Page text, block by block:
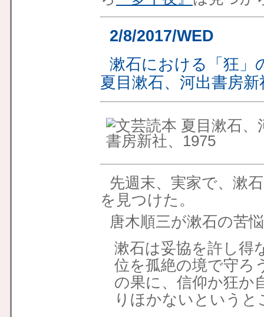
2/8/2017/WED
漱石における「狂」
夏目漱石、河出書房
先週末、実家で、漱
を見つけた。
唐木順三が漱石の苦
漱石は妥協を許し得
位を孤絶の境で守ろ
の果に、信仰か狂か
りほかないという